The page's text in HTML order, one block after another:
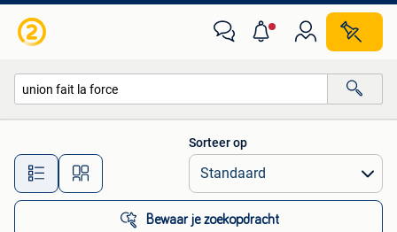
Alle afstanden…
Sorteer op
Bewaar je zoekopdracht